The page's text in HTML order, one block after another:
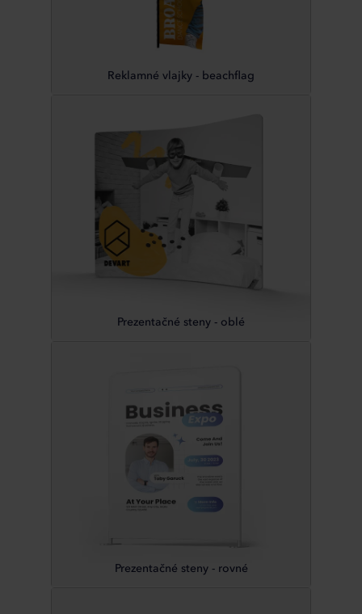
Reklamné vlajky - beachflag
Prezentačné steny - oblé
Prezentačné steny - rovné